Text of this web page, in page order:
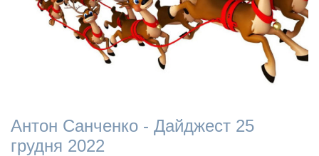
Антон Санченко - Дайджест 25
грудня 2022